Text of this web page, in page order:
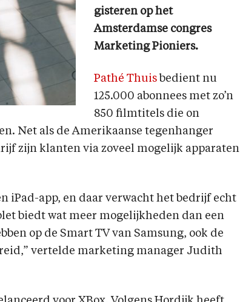
gisteren op het
Amsterdamse congres
Marketing Pioniers.
Pathé Thuis bedient nu
125.000 abonnees met zo’n
850 filmtitels die on
Net als de Amerikaanse tegenhanger
zijn klanten via zoveel mogelijk apparaten
iPad-app, en daar verwacht het bedrijf echt
biedt wat meer mogelijkheden dan een
op de Smart TV van Samsung, ook de
vertelde marketing manager Judith